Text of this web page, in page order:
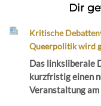
Dir
Kritische
Queerpolitik wird
Das linksliberale
kurzfristig einen
Veranstaltung am